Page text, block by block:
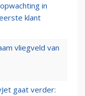
in
klant
vliegveld van
gaat verder: